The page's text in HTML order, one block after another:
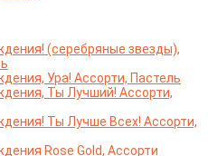
(серебряные звезды),
Ура! Ассорти, Пастель
Ты Лучший! Ассорти,
Ты Лучше Всех! Ассорти,
Rose Gold, Ассорти